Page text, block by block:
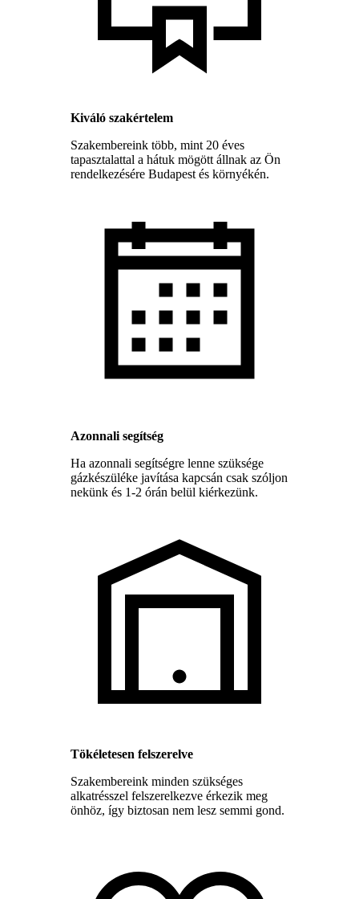
Kiváló szakértelem
Szakembereink több, mint 20 éves
tapasztalattal a hátuk mögött állnak az Ön
rendelkezésére Budapest és környékén.
Azonnali segítség
Ha azonnali segítségre lenne szüksége
gázkészüléke javítása kapcsán csak szóljon
nekünk és 1-2 órán belül kiérkezünk.
Tökéletesen felszerelve
Szakembereink minden szükséges
alkatrésszel felszerelkezve érkezik meg
önhöz, így biztosan nem lesz semmi gond.